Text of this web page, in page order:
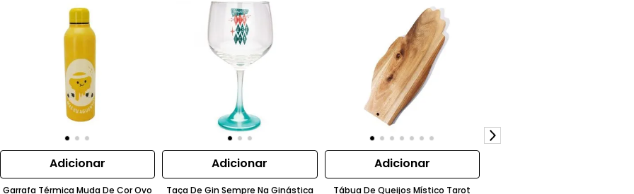
Adicionar
Garrafa Térmica Muda De Cor Ovo
Adicionar
Taça De Gin Sempre Na Ginástica
Adicionar
Tábua De Queijos Místico Tarot